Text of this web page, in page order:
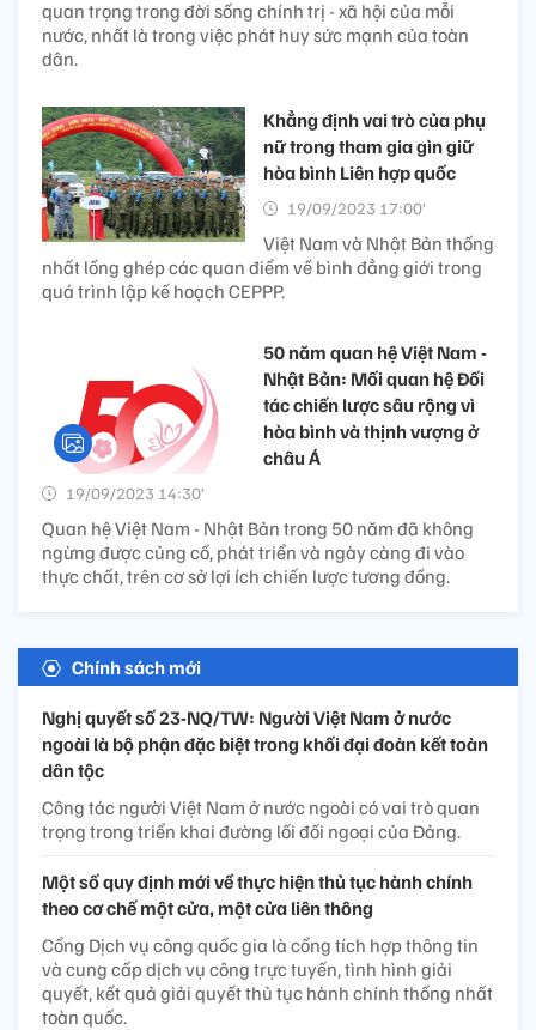
quan trọng trong đời sống chính trị - xã hội của mỗi
nước, nhất là trong việc phát huy sức mạnh của toàn
dân.
Khẳng định vai trò của phụ
nữ trong tham gia gìn giữ
hòa bình Liên hợp quốc
19/09/2023 17:00’
Việt Nam và Nhật Bản thống
nhất lồng ghép các quan điểm về bình đẳng giới trong
quá trình lập kế hoạch CEPPP.
50 năm quan hệ Việt Nam -
Nhật Bản: Mối quan hệ Đối
tác chiến lược sâu rộng vì
hòa bình và thịnh vượng ở
châu Á
19/09/2023 14:30’
Quan hệ Việt Nam - Nhật Bản trong 50 năm đã không
ngừng được củng cố, phát triển và ngày càng đi vào
thực chất, trên cơ sở lợi ích chiến lược tương đồng.
Chính sách mới
Nghị quyết số 23-NQ/TW: Người Việt Nam ở nước
ngoài là bộ phận đặc biệt trong khối đại đoàn kết toàn
dân tộc
Công tác người Việt Nam ở nước ngoài có vai trò quan
trọng trong triển khai đường lối đối ngoại của Đảng.
Một số quy định mới về thực hiện thủ tục hành chính
theo cơ chế một cửa, một cửa liên thông
Cổng Dịch vụ công quốc gia là cổng tích hợp thông tin
và cung cấp dịch vụ công trực tuyến, tình hình giải
quyết, kết quả giải quyết thủ tục hành chính thống nhất
toàn quốc.